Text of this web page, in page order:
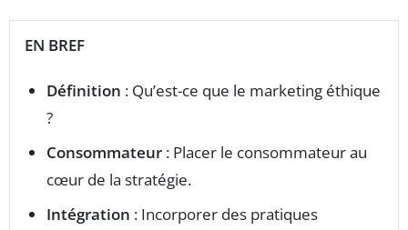
EN BREF
Définition : Qu’est-ce que le marketing éthique
?
Consommateur : Placer le consommateur au
cœur de la stratégie.
Intégration : Incorporer des pratiques